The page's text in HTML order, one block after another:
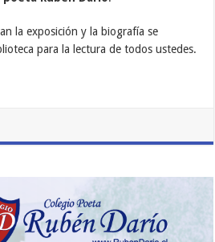
la exposición y la biografía se
para la lectura de todos ustedes.